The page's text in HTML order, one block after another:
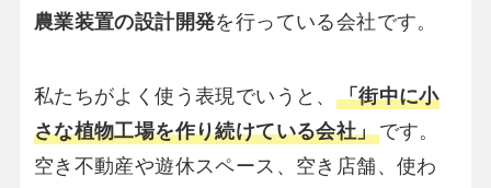
農業装置の設計開発を行っている会社です。
私たちがよく使う表現でいうと、 「街中に小
さな植物工場を作り続けている会社」です。
空き不動産や遊休スペース、空き店舗、使わ